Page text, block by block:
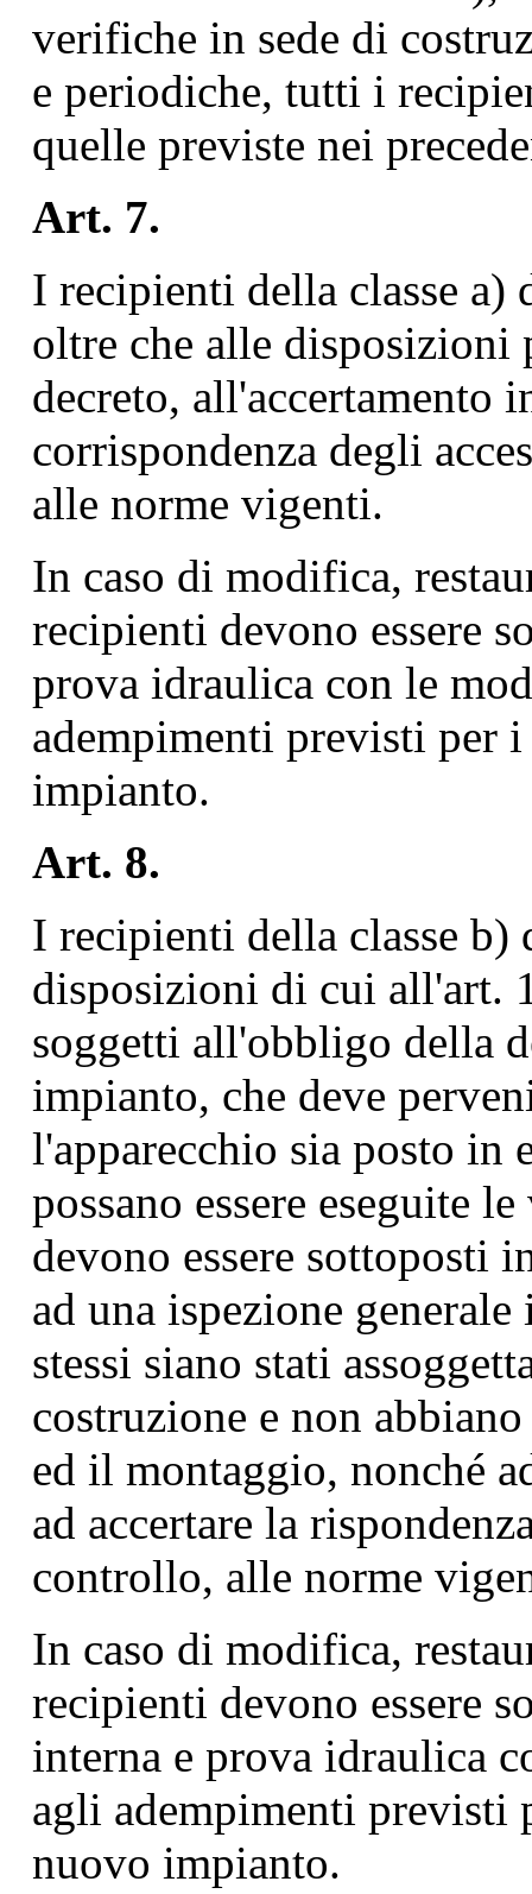
verifiche in sede di
e periodiche, tutti i
quelle previste nei
Art. 7.
I recipienti della classe
oltre che alle disposizioni
decreto, all'accertamento
corrispondenza degli
alle norme vigenti.
In caso di modifica,
recipienti devono essere
prova idraulica con le
adempimenti previsti per
impianto.
Art. 8.
I recipienti della classe
disposizioni di cui all'art.
soggetti all'obbligo della
impianto, che deve
l'apparecchio sia posto in
possano essere eseguite
devono essere sottoposti
ad una ispezione
stessi siano stati
costruzione e non
ed il montaggio, nonché
ad accertare la
controllo, alle norme
In caso di modifica,
recipienti devono essere
interna e prova idraulica
agli adempimenti previsti
nuovo impianto.